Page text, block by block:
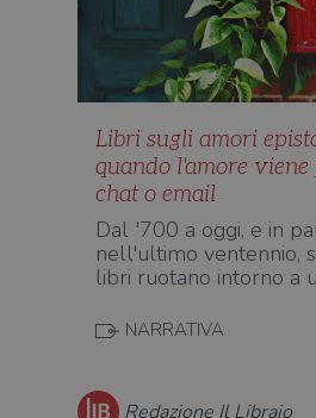
Libri sugli amori
quando l'amore viene
chat o email
Dal '700 a oggi, e in
nell'ultimo ventennio,
libri ruotano intorno a
NARRATIVA
Redazione Il Libraio